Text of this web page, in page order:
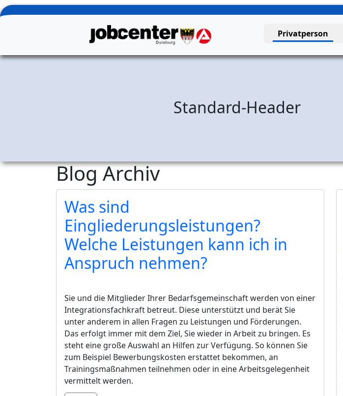
Zum Hauptinhalt springen
Jobcenter Duisburg – Startseite
Privatperson
Standard-Header
Blog Archiv
Was sind
Eingliederungsleistungen?
Welche Leistungen kann ich in
Anspruch nehmen?
Sie und die Mitglieder Ihrer Bedarfsgemeinschaft werden von einer
Integrationsfachkraft betreut. Diese unterstützt und berät Sie
unter anderem in allen Fragen zu Leistungen und Förderungen.
Das erfolgt immer mit dem Ziel, Sie wieder in Arbeit zu bringen. Es
steht eine große Auswahl an Hilfen zur Verfügung. So können Sie
zum Beispiel Bewerbungskosten erstattet bekommen, an
Trainingsmaßnahmen teilnehmen oder in eine Arbeitsgelegenheit
vermittelt werden.